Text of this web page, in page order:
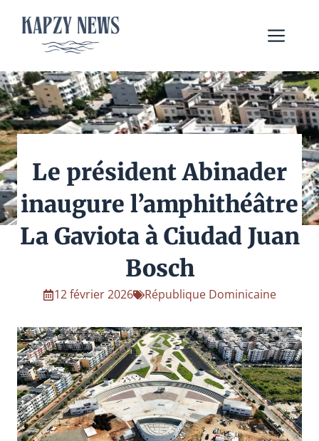
contenu
Le président Abinader
inaugure l’amphithéâtre
La Gaviota à Ciudad Juan
Bosch
12 février 2026 République Dominicaine